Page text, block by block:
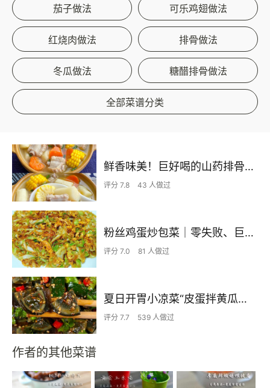
茄子做法 可乐鸡翅做法
红烧肉做法 排骨做法
冬瓜做法 糖醋排骨做法
全部菜谱分类
鲜香味美！巨好喝的山药排骨汤！！
评分 7.8 43 人做过
粉丝鸡蛋炒包菜｜零失败、巨下饭
评分 7.0 81 人做过
夏日开胃小凉菜“皮蛋拌黄瓜🥒”开胃减脂
评分 7.7 539 人做过
作者的其他菜谱